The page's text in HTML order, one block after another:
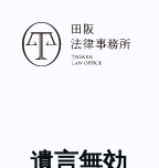
遺言無効